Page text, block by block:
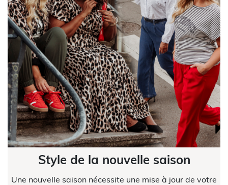
Style de la nouvelle saison
Une nouvelle saison nécessite une mise à jour de votre